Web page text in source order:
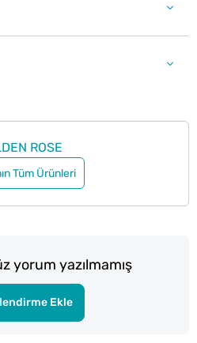
ROSE
Tüm Ürünleri
yorum yazılmamış
Ekle